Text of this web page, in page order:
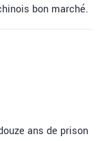
bon marché.
ans de prison